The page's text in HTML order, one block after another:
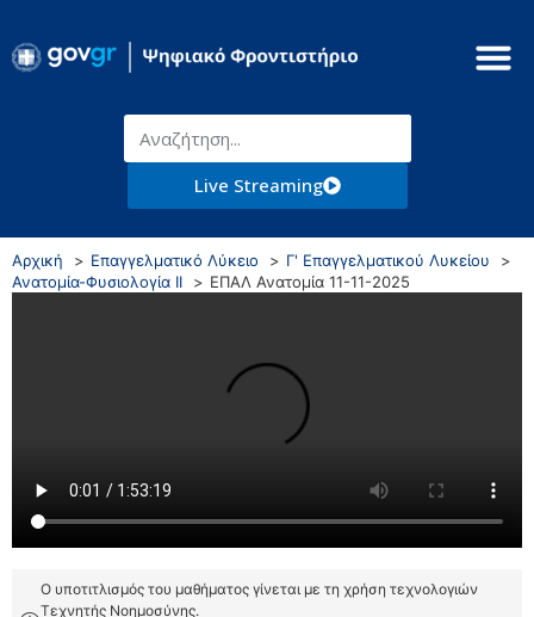
Live Streaming
Αρχική Επαγγελματικό Λύκειο
Γ' Επαγγελματικού Λυκείου
Ανατομία-Φυσιολογία ΙΙ
ΕΠΑΛ Ανατομία 11-11-2025
Ο υποτιτλισμός του μαθήματος γίνεται με τη χρήση τεχνολογιών
Τεχνητής Νοημοσύνης.